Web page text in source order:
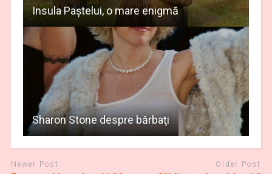
Insula Paştelui, o mare enigmă
Sharon Stone despre bărbaţi
Newer Post Older Post